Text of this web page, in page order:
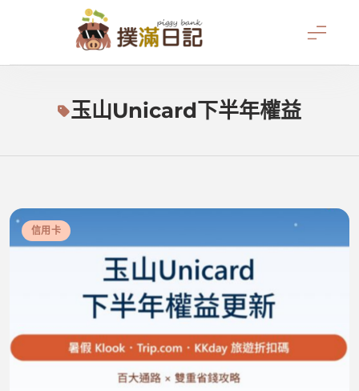
撲滿日記
玉山Unicard下半年權益
信用卡